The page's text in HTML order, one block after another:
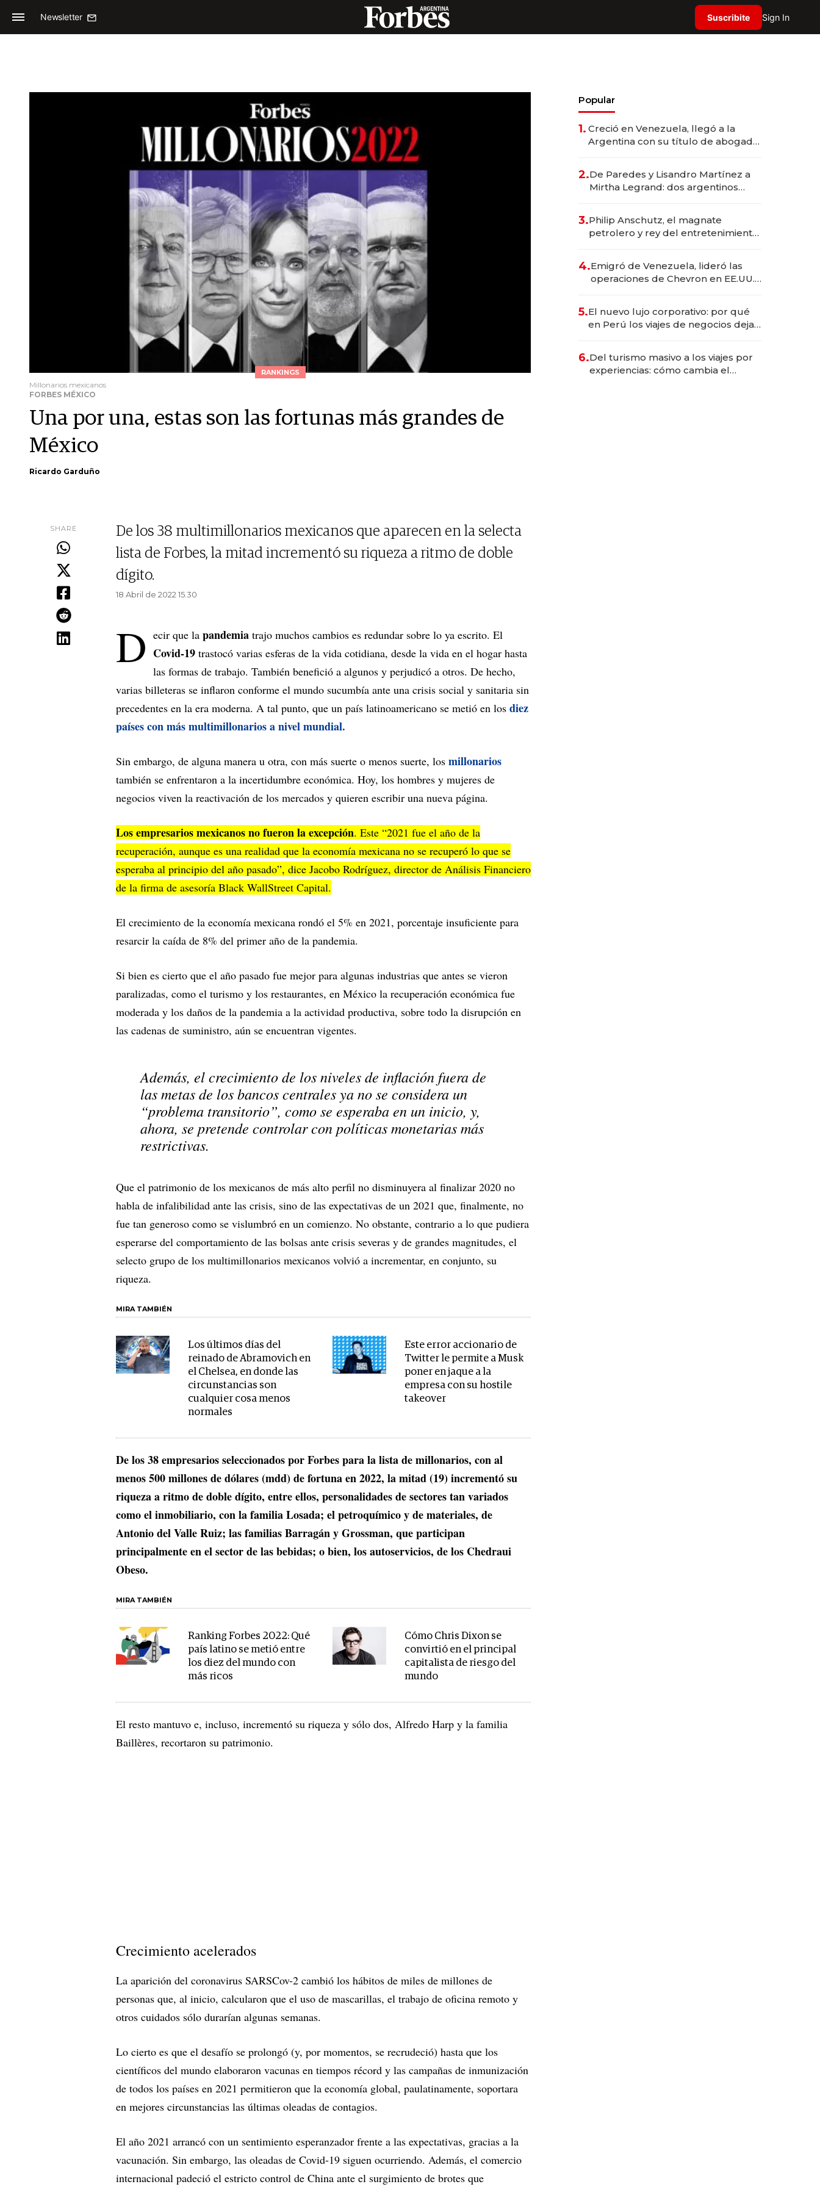
Newsletter Suscribite Sign In
RANKINGS
Millonarios mexicanos
FORBES MÉXICO
Una por una, estas son las fortunas más grandes de
México
Ricardo Garduño
SHARE
De los 38 multimillonarios mexicanos que aparecen en la selecta
lista de Forbes, la mitad incrementó su riqueza a ritmo de doble
dígito.
18 Abril de 2022 15.30
D ecir que la pandemia trajo muchos cambios es redundar sobre lo ya escrito. El
Covid-19 trastocó varias esferas de la vida cotidiana, desde la vida en el hogar hasta
las formas de trabajo. También benefició a algunos y perjudicó a otros. De hecho,
varias billeteras se inflaron conforme el mundo sucumbía ante una crisis social y sanitaria sin
precedentes en la era moderna. A tal punto, que un país latinoamericano se metió en los diez
países con más multimillonarios a nivel mundial.
Sin embargo, de alguna manera u otra, con más suerte o menos suerte, los millonarios
también se enfrentaron a la incertidumbre económica. Hoy, los hombres y mujeres de
negocios viven la reactivación de los mercados y quieren escribir una nueva página.
Los empresarios mexicanos no fueron la excepción. Este “2021 fue el año de la
recuperación, aunque es una realidad que la economía mexicana no se recuperó lo que se
esperaba al principio del año pasado”, dice Jacobo Rodríguez, director de Análisis Financiero
de la firma de asesoría Black WallStreet Capital.
El crecimiento de la economía mexicana rondó el 5% en 2021, porcentaje insuficiente para
resarcir la caída de 8% del primer año de la pandemia.
Si bien es cierto que el año pasado fue mejor para algunas industrias que antes se vieron
paralizadas, como el turismo y los restaurantes, en México la recuperación económica fue
moderada y los daños de la pandemia a la actividad productiva, sobre todo la disrupción en
las cadenas de suministro, aún se encuentran vigentes.
Además, el crecimiento de los niveles de inflación fuera de
las metas de los bancos centrales ya no se considera un
“problema transitorio”, como se esperaba en un inicio, y,
ahora, se pretende controlar con políticas monetarias más
restrictivas.
Que el patrimonio de los mexicanos de más alto perfil no disminuyera al finalizar 2020 no
habla de infalibilidad ante las crisis, sino de las expectativas de un 2021 que, finalmente, no
fue tan generoso como se vislumbró en un comienzo. No obstante, contrario a lo que pudiera
esperarse del comportamiento de las bolsas ante crisis severas y de grandes magnitudes, el
selecto grupo de los multimillonarios mexicanos volvió a incrementar, en conjunto, su
riqueza.
MIRA TAMBIÉN
Los últimos días del
reinado de Abramovich en
el Chelsea, en donde las
circunstancias son
cualquier cosa menos
normales
Este error accionario de
Twitter le permite a Musk
poner en jaque a la
empresa con su hostile
takeover
De los 38 empresarios seleccionados por Forbes para la lista de millonarios, con al
menos 500 millones de dólares (mdd) de fortuna en 2022, la mitad (19) incrementó su
riqueza a ritmo de doble dígito, entre ellos, personalidades de sectores tan variados
como el inmobiliario, con la familia Losada; el petroquímico y de materiales, de
Antonio del Valle Ruiz; las familias Barragán y Grossman, que participan
principalmente en el sector de las bebidas; o bien, los autoservicios, de los Chedraui
Obeso.
MIRA TAMBIÉN
Ranking Forbes 2022: Qué
país latino se metió entre
los diez del mundo con
más ricos
Cómo Chris Dixon se
convirtió en el principal
capitalista de riesgo del
mundo
El resto mantuvo e, incluso, incrementó su riqueza y sólo dos, Alfredo Harp y la familia
Baillères, recortaron su patrimonio.
Crecimiento acelerados
La aparición del coronavirus SARSCov-2 cambió los hábitos de miles de millones de
personas que, al inicio, calcularon que el uso de mascarillas, el trabajo de oficina remoto y
otros cuidados sólo durarían algunas semanas.
Lo cierto es que el desafío se prolongó (y, por momentos, se recrudeció) hasta que los
científicos del mundo elaboraron vacunas en tiempos récord y las campañas de inmunización
de todos los países en 2021 permitieron que la economía global, paulatinamente, soportara
en mejores circunstancias las últimas oleadas de contagios.
El año 2021 arrancó con un sentimiento esperanzador frente a las expectativas, gracias a la
vacunación. Sin embargo, las oleadas de Covid-19 siguen ocurriendo. Además, el comercio
internacional padeció el estricto control de China ante el surgimiento de brotes que
Popular
1. Creció en Venezuela, llegó a la
Argentina con su título de abogado
marcas "fast premium"
2.De Paredes y Lisandro Martínez a
Mirtha Legrand: dos argentinos
3.Philip Anschutz, el magnate
petrolero y rey del entretenimiento
4.Emigró de Venezuela, lideró las
operaciones de Chevron en EE.UU.
5.El nuevo lujo corporativo: por qué
en Perú los viajes de negocios dejan
6.Del turismo masivo a los viajes por
experiencias: cómo cambia el